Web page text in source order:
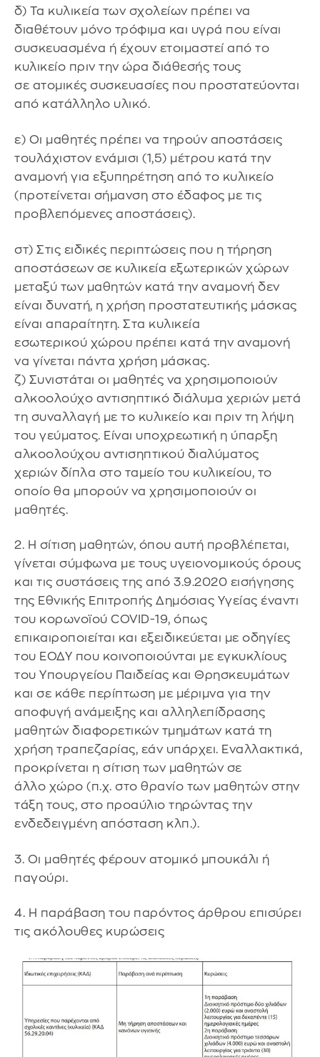
δ) Τα κυλικεία των σχολείων πρέπει να
διαθέτουν μόνο τρόφιμα και υγρά που είναι
συσκευασμένα ή έχουν ετοιμαστεί από το
κυλικείο πριν την ώρα διάθεσής τους
σε ατομικές συσκευασίες που προστατεύονται
από κατάλληλο υλικό.
ε) Οι μαθητές πρέπει να τηρούν αποστάσεις
τουλάχιστον ενάμισι (1,5) μέτρου κατά την
αναμονή για εξυπηρέτηση από το κυλικείο
(προτείνεται σήμανση στο έδαφος με τις
προβλεπόμενες αποστάσεις).
στ) Στις ειδικές περιπτώσεις που η τήρηση
αποστάσεων σε κυλικεία εξωτερικών χώρων
μεταξύ των μαθητών κατά την αναμονή δεν
είναι δυνατή, η χρήση προστατευτικής μάσκας
είναι απαραίτητη. Στα κυλικεία
εσωτερικού χώρου πρέπει κατά την αναμονή
να γίνεται πάντα χρήση μάσκας.
ζ) Συνιστάται οι μαθητές να χρησιμοποιούν
αλκοολούχο αντισηπτικό διάλυμα χεριών μετά
τη συναλλαγή με το κυλικείο και πριν τη λήψη
του γεύματος. Είναι υποχρεωτική η ύπαρξη
αλκοολούχου αντισηπτικού διαλύματος
χεριών δίπλα στο ταμείο του κυλικείου, το
οποίο θα μπορούν να χρησιμοποιούν οι
μαθητές.
2. Η σίτιση μαθητών, όπου αυτή προβλέπεται,
γίνεται σύμφωνα με τους υγειονομικούς όρους
και τις συστάσεις της από 3.9.2020 εισήγησης
της Εθνικής Επιτροπής Δημόσιας Υγείας έναντι
του κορωνοϊού COVID-19, όπως
επικαιροποιείται και εξειδικεύεται με οδηγίες
του ΕΟΔΥ που κοινοποιούνται με εγκυκλίους
του Υπουργείου Παιδείας και Θρησκευμάτων
και σε κάθε περίπτωση με μέριμνα για την
αποφυγή ανάμειξης και αλληλεπίδρασης
μαθητών διαφορετικών τμημάτων κατά τη
χρήση τραπεζαρίας, εάν υπάρχει. Εναλλακτικά,
προκρίνεται η σίτιση των μαθητών σε
άλλο χώρο (π.χ. στο θρανίο των μαθητών στην
τάξη τους, στο προαύλιο τηρώντας την
ενδεδειγμένη απόσταση κλπ.).
3. Οι μαθητές φέρουν ατομικό μπουκάλι ή
παγούρι.
4. Η παράβαση του παρόντος άρθρου επισύρει
τις ακόλουθες κυρώσεις